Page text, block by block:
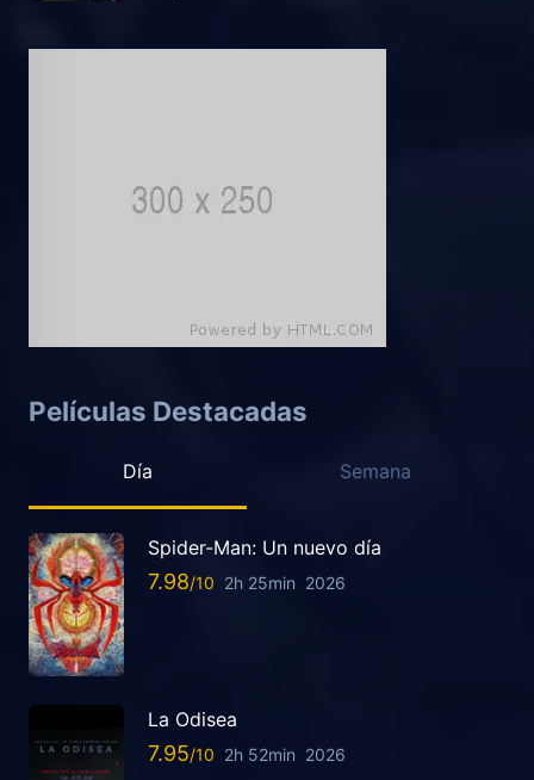
Películas Destacadas
Día Semana
Spider-Man: Un nuevo día
7.98 2h 25min 2026
La Odisea
7.95 2h 52min 2026